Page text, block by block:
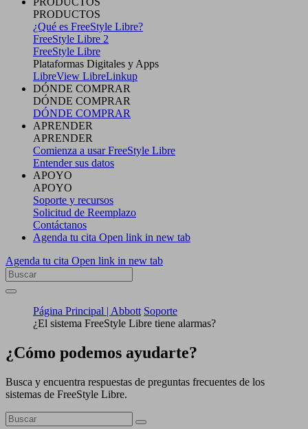
PRODUCTOS
¿Qué es FreeStyle Libre?
FreeStyle Libre 2
FreeStyle Libre
Plataformas Digitales y Apps
LibreView LibreLinkup
DÓNDE COMPRAR
DÓNDE COMPRAR
DÓNDE COMPRAR
APRENDER
APRENDER
Comienza a usar FreeStyle Libre
Entender sus datos
APOYO
APOYO
Soporte y recursos
Solicitud de Reemplazo
Contáctanos
Agenda tu cita Open link in new tab
Agenda tu cita Open link in new tab
Página Principal | Abbott Soporte
¿El sistema FreeStyle Libre tiene alarmas?
¿Cómo podemos ayudarte?
Busca y encuentra respuestas de preguntas frecuentes de los
sistemas de FreeStyle Libre.